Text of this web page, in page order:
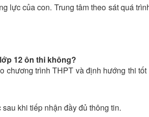
lực của con. Trung tâm theo sát quá
12 ôn thi không?
chương trình THPT và định hướng thi
khi tiếp nhận đầy đủ thông tin.